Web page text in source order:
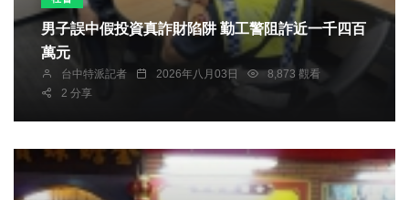
男子誤中假投資真詐財陷阱 勤工警阻詐近一千四百
萬元
台中特派記者 2026年八月03日
8,873 觀看
2 分享